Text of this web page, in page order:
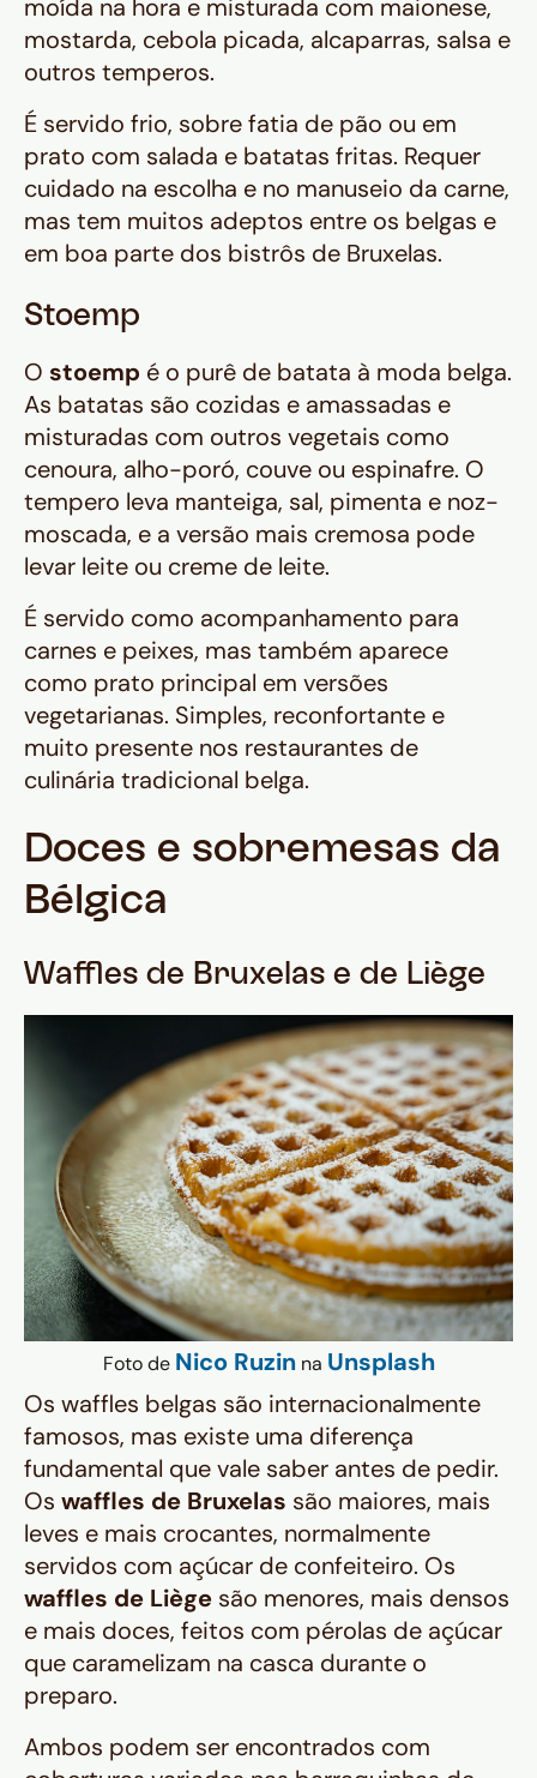
moída na hora e misturada com maionese,
mostarda, cebola picada, alcaparras, salsa e
outros temperos.
É servido frio, sobre fatia de pão ou em
prato com salada e batatas fritas. Requer
cuidado na escolha e no manuseio da carne,
mas tem muitos adeptos entre os belgas e
em boa parte dos bistrôs de Bruxelas.
Stoemp
O stoemp é o purê de batata à moda belga.
As batatas são cozidas e amassadas e
misturadas com outros vegetais como
cenoura, alho-poró, couve ou espinafre. O
tempero leva manteiga, sal, pimenta e noz-
moscada, e a versão mais cremosa pode
levar leite ou creme de leite.
É servido como acompanhamento para
carnes e peixes, mas também aparece
como prato principal em versões
vegetarianas. Simples, reconfortante e
muito presente nos restaurantes de
culinária tradicional belga.
Doces e sobremesas da
Bélgica
Waffles de Bruxelas e de Liège
Foto de Nico Ruzinna Unsplash
Os waffles belgas são internacionalmente
famosos, mas existe uma diferença
fundamental que vale saber antes de pedir.
Os waffles de Bruxelas são maiores, mais
leves e mais crocantes, normalmente
servidos com açúcar de confeiteiro. Os
waffles de Liège são menores, mais densos
e mais doces, feitos com pérolas de açúcar
que caramelizam na casca durante o
preparo.
Ambos podem ser encontrados com